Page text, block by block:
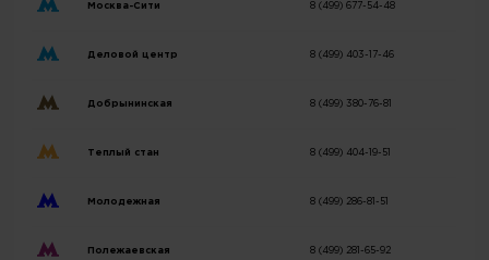
Москва-Сити 8 (499) 677-54-48
Деловой центр 8 (499) 403-17-46
Добрынинская 8 (499) 380-76-81
Теплый стан 8 (499) 404-19-51
Молодежная 8 (499) 286-81-51
Полежаевская 8 (499) 281-65-92